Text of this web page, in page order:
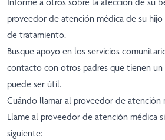
proveedor de atención médica de su hijo
de tratamiento.
Busque apoyo en los servicios
contacto con otros padres que tienen un
puede ser útil.
Cuándo llamar al proveedor de atención
Llame al proveedor de atención médica
siguiente: